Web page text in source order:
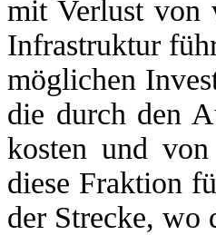
mit Verlust von
Infrastruktur
möglichen
die durch den
kosten und
diese Fraktion
der Strecke, wo